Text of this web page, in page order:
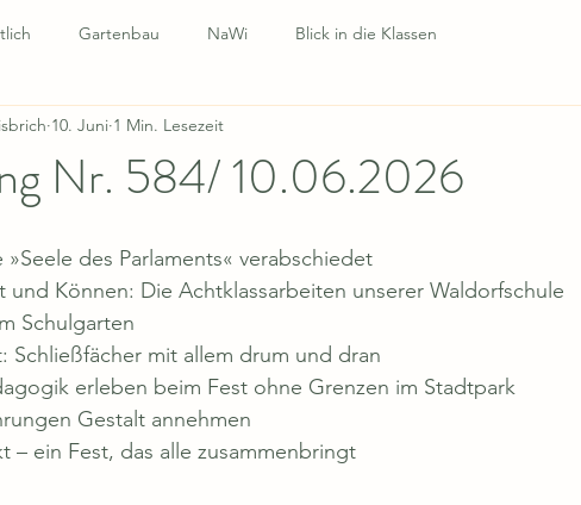
Gartenbau NaWi Blick in die Klassen
Nr. 584/ 10.06.2026
10. Juni 1 Min. Lesezeit
»Seele des Parlaments« verabschiedet
und Können: Die Achtklassarbeiten unserer Waldorfschule
Schulgarten
Schließfächer mit allem drum und dran
erleben beim Fest ohne Grenzen im Stadtpark
Gestalt annehmen
– ein Fest, das alle zusammenbringt